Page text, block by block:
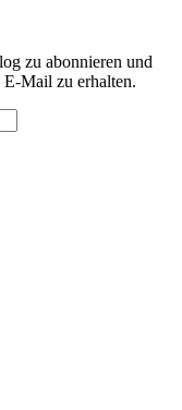
zu abonnieren und
Mail zu erhalten.